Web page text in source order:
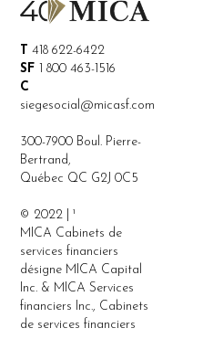
T 418 622-6422
SF 1 800 463-1516
C
siegesocial@micasf.com
300-7900 Boul. Pierre-
Bertrand,
Québec QC G2J 0C5
© 2022 | ¹
MICA Cabinets de
services financiers
désigne MICA Capital
Inc. & MICA Services
financiers Inc., Cabinets
de services financiers